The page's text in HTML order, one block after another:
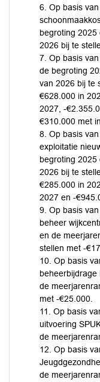
6. Op basis
begroting 2025
2026 bij te
7. Op basis van
de begroting
van 2026 bij te
€628.000 in
2027, -
€310.000 met
8. Op basis
exploitatie
begroting 2025
2026 bij te
€285.000 in
2027 en -
9. Op basis
beheer
en de
stellen met -
10. Op basis
beheerbijdrage
de
met -€25.000.
11. Op basis
uitvoering
de
12. Op basis
de